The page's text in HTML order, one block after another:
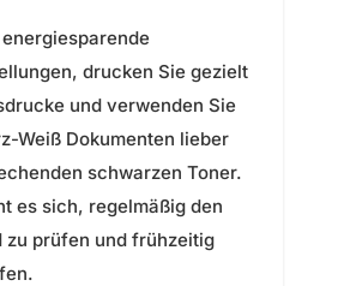
drucken Sie gezielt
und verwenden Sie
Weiß Dokumenten lieber
schwarzen Toner.
es sich, regelmäßig den
zu prüfen und frühzeitig